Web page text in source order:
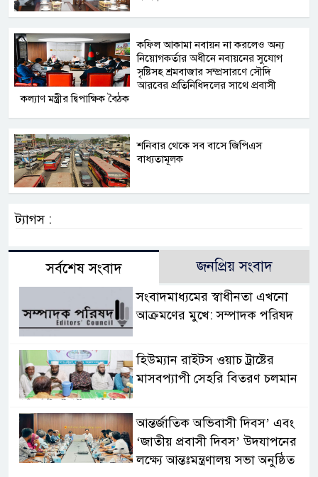
কফিল আকামা নবায়ন না করলেও অন্য
নিয়োগকর্তার অধীনে নবায়নের সুযোগ
সৃষ্টিসহ শ্রমবাজার সম্প্রসারণে সৌদি
আরবের প্রতিনিধিদলের সাথে প্রবাসী
কল্যাণ মন্ত্রীর দ্বিপাক্ষিক বৈঠক
শনিবার থেকে সব বাসে জিপিএস
বাধ্যতামূলক
ট্যাগস :
সর্বশেষ সংবাদ জনপ্রিয় সংবাদ
সংবাদমাধ্যমের স্বাধীনতা এখনো
আক্রমণের মুখে: সম্পাদক পরিষদ
হিউম্যান রাইটস ওয়াচ ট্রাষ্টের
মাসবপ্যাপী সেহরি বিতরণ চলমান
আন্তর্জাতিক অভিবাসী দিবস’ এবং
‘জাতীয় প্রবাসী দিবস’ উদযাপনের
লক্ষ্যে আন্তঃমন্ত্রণালয় সভা অনুষ্ঠিত